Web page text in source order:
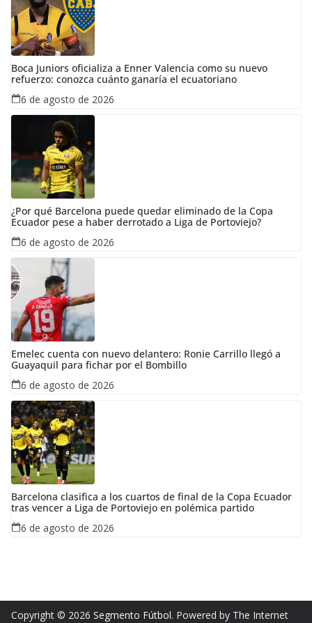
Boca Juniors oficializa a Enner Valencia como su nuevo
refuerzo: conozca cuánto ganaría el ecuatoriano
6 de agosto de 2026
¿Por qué Barcelona puede quedar eliminado de la Copa
Ecuador pese a haber derrotado a Liga de Portoviejo?
6 de agosto de 2026
Emelec cuenta con nuevo delantero: Ronie Carrillo llegó a
Guayaquil para fichar por el Bombillo
6 de agosto de 2026
Barcelona clasifica a los cuartos de final de la Copa Ecuador
tras vencer a Liga de Portoviejo en polémica partido
6 de agosto de 2026
Copyright © 2026 Segmento Fútbol. Powered by The Internet